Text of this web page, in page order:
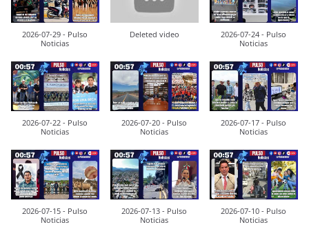
2026-07-29 - Pulso
Noticias
Deleted video
2026-07-24 - Pulso
Noticias
2026-07-22 - Pulso
Noticias
2026-07-20 - Pulso
Noticias
2026-07-17 - Pulso
Noticias
2026-07-15 - Pulso
Noticias
2026-07-13 - Pulso
Noticias
2026-07-10 - Pulso
Noticias